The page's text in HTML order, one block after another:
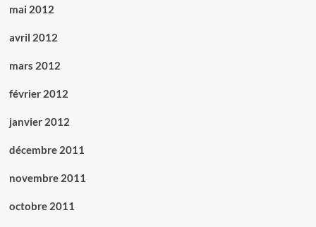
mai 2012
avril 2012
mars 2012
février 2012
janvier 2012
décembre 2011
novembre 2011
octobre 2011